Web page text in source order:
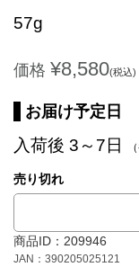
57g
価格 ¥8,580(税込)
お届け予定日
入荷後 3～7日
売り切れ
商品ID：209946
JAN：390205025121